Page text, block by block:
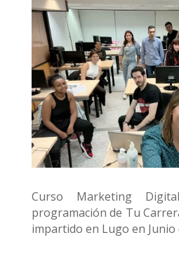
Curso Marketing
programación de Tu
impartido en Lugo en Junio